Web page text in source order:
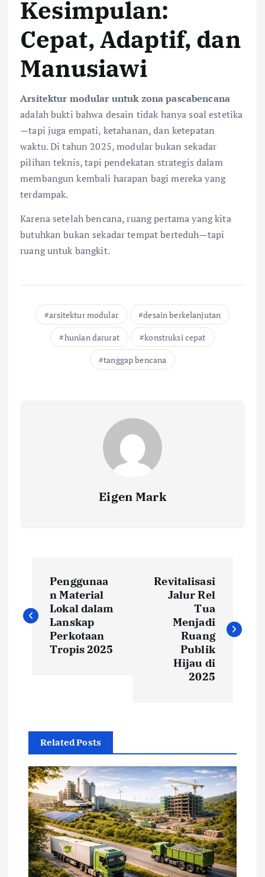
Kesimpulan:
Cepat, Adaptif, dan
Manusiawi
Arsitektur modular untuk zona pascabencana
adalah bukti bahwa desain tidak hanya soal estetika
—tapi juga empati, ketahanan, dan ketepatan
waktu. Di tahun 2025, modular bukan sekadar
pilihan teknis, tapi pendekatan strategis dalam
membangun kembali harapan bagi mereka yang
terdampak.
Karena setelah bencana, ruang pertama yang kita
butuhkan bukan sekadar tempat berteduh—tapi
ruang untuk bangkit.
arsitektur modular
desain berkelanjutan
hunian darurat
konstruksi cepat
tanggap bencana
Eigen Mark
o
s
g
a
t
Penggunaa
n Material
Lokal dalam
Lanskap
Perkotaan
Tropis 2025
Revitalisasi
Jalur Rel
Tua
Menjadi
Ruang
Publik
Hijau di
2025
Related Posts